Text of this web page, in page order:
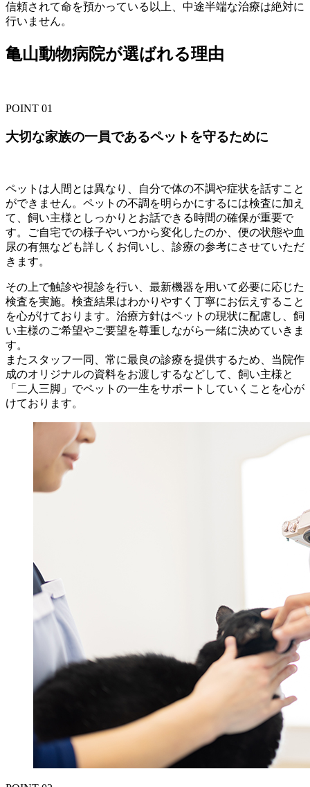
信頼されて命を預かっている以上、中途半端な治療は絶対に
行いません。
亀山動物病院が選ばれる理由
POINT 01
大切な家族の一員であるペットを守るために
ペットは人間とは異なり、自分で体の不調や症状を話すこと
ができません。ペットの不調を明らかにするには検査に加え
て、飼い主様としっかりとお話できる時間の確保が重要で
す。ご自宅での様子やいつから変化したのか、便の状態や血
尿の有無なども詳しくお伺いし、診療の参考にさせていただ
きます。
その上で触診や視診を行い、最新機器を用いて必要に応じた
検査を実施。検査結果はわかりやすく丁寧にお伝えすること
を心がけております。治療方針はペットの現状に配慮し、飼
い主様のご希望やご要望を尊重しながら一緒に決めていきま
す。
またスタッフ一同、常に最良の診療を提供するため、当院作
成のオリジナルの資料をお渡しするなどして、飼い主様と
「二人三脚」でペットの一生をサポートしていくことを心が
けております。